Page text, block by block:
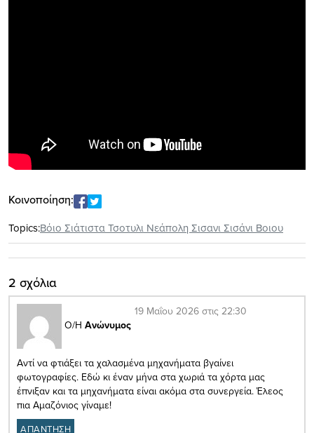
Κοινοποίηση:
Topics:Βόιο Σιάτιστα Τσοτυλι Νεάπολη Σισανι Σισάνι Βοιου
2 σχόλια
Ο/Η Ανώνυμος
19 Μαΐου 2026 στις 22:30
Αντί να φτιάξει τα χαλασμένα μηχανήματα βγαίνει
φωτογραφίες. Εδώ κι έναν μήνα στα χωριά τα χόρτα μας
έπνιξαν και τα μηχανήματα είναι ακόμα στα συνεργεία. Έλεος
πια Αμαζόνιος γίναμε!
ΑΠΑΝΤΗΣΗ